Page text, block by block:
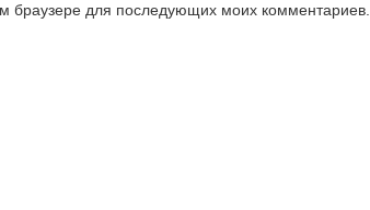
браузере для последующих моих комментариев.